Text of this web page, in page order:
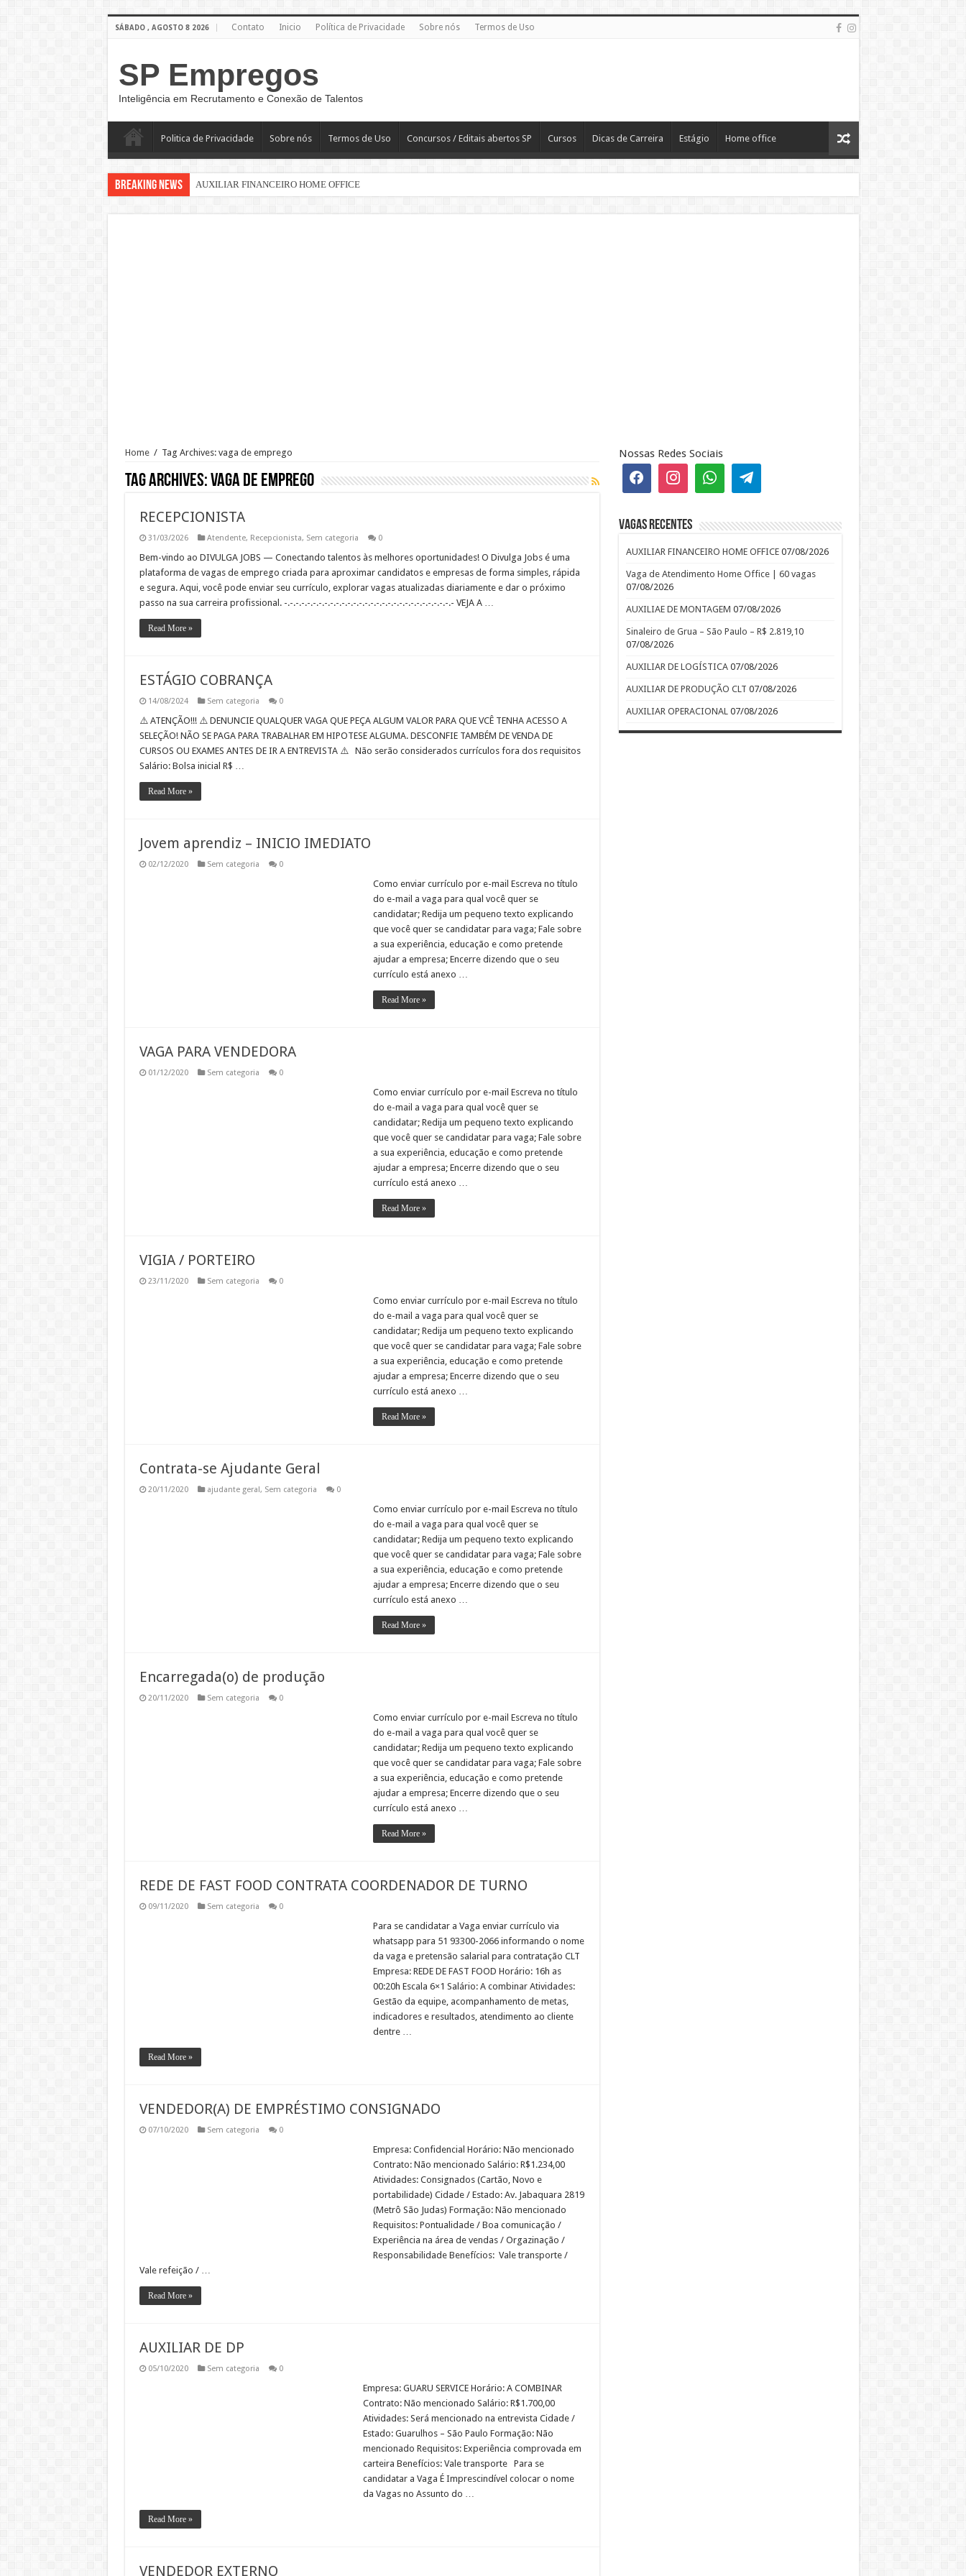
SÁBADO , AGOSTO 8 2026 Contato Inicio Política de Privacidade Sobre nós Termos de Uso
SP Empregos
Inteligência em Recrutamento e Conexão de Talentos
Politica de Privacidade Sobre nós Termos de Uso Concursos / Editais abertos SP Cursos Dicas de Carreira Estágio Home office
Breaking News AUXILIAR FINANCEIRO HOME OFFICE
OPERADOR DE LOJA – SAM’S CLUB
Vaga Atendente de Farmácia Carrefour : Inscreva-se
Home / Tag Archives: vaga de emprego
Tag Archives:vaga de emprego
RECEPCIONISTA
31/03/2026 Atendente, Recepcionista, Sem categoria 0
Bem-vindo ao DIVULGA JOBS — Conectando talentos às melhores oportunidades! O Divulga Jobs é uma
plataforma de vagas de emprego criada para aproximar candidatos e empresas de forma simples, rápida
e segura. Aqui, você pode enviar seu currículo, explorar vagas atualizadas diariamente e dar o próximo
passo na sua carreira profissional. -.-.-.-.-.-.-.-.-.-.-.-.-.-.-.-.-.-.-.-.-.-.-.-.-.-.-.-.-.- VEJA A …
Read More »
ESTÁGIO COBRANÇA
14/08/2024 Sem categoria 0
⚠️ ATENÇÃO!!! ⚠️ DENUNCIE QUALQUER VAGA QUE PEÇA ALGUM VALOR PARA QUE VCÊ TENHA ACESSO A
SELEÇÃO! NÃO SE PAGA PARA TRABALHAR EM HIPOTESE ALGUMA. DESCONFIE TAMBÉM DE VENDA DE
CURSOS OU EXAMES ANTES DE IR A ENTREVISTA ⚠️ Não serão considerados currículos fora dos requisitos
Salário: Bolsa inicial R$ …
Read More »
Jovem aprendiz – INICIO IMEDIATO
02/12/2020 Sem categoria 0
Como enviar currículo por e-mail Escreva no título
do e-mail a vaga para qual você quer se
candidatar; Redija um pequeno texto explicando
que você quer se candidatar para vaga; Fale sobre
a sua experiência, educação e como pretende
ajudar a empresa; Encerre dizendo que o seu
currículo está anexo …
Read More »
VAGA PARA VENDEDORA
01/12/2020 Sem categoria 0
Como enviar currículo por e-mail Escreva no título
do e-mail a vaga para qual você quer se
candidatar; Redija um pequeno texto explicando
que você quer se candidatar para vaga; Fale sobre
a sua experiência, educação e como pretende
ajudar a empresa; Encerre dizendo que o seu
currículo está anexo …
Read More »
VIGIA / PORTEIRO
23/11/2020 Sem categoria 0
Como enviar currículo por e-mail Escreva no título
do e-mail a vaga para qual você quer se
candidatar; Redija um pequeno texto explicando
que você quer se candidatar para vaga; Fale sobre
a sua experiência, educação e como pretende
ajudar a empresa; Encerre dizendo que o seu
currículo está anexo …
Read More »
Contrata-se Ajudante Geral
20/11/2020 ajudante geral, Sem categoria 0
Como enviar currículo por e-mail Escreva no título
do e-mail a vaga para qual você quer se
candidatar; Redija um pequeno texto explicando
que você quer se candidatar para vaga; Fale sobre
a sua experiência, educação e como pretende
ajudar a empresa; Encerre dizendo que o seu
currículo está anexo …
Read More »
Encarregada(o) de produção
20/11/2020 Sem categoria 0
Como enviar currículo por e-mail Escreva no título
do e-mail a vaga para qual você quer se
candidatar; Redija um pequeno texto explicando
que você quer se candidatar para vaga; Fale sobre
a sua experiência, educação e como pretende
ajudar a empresa; Encerre dizendo que o seu
currículo está anexo …
Read More »
REDE DE FAST FOOD CONTRATA COORDENADOR DE TURNO
09/11/2020 Sem categoria 0
Para se candidatar a Vaga enviar currículo via
whatsapp para 51 93300-2066 informando o nome
da vaga e pretensão salarial para contratação CLT
Empresa: REDE DE FAST FOOD Horário: 16h as
00:20h Escala 6×1 Salário: A combinar Atividades:
Gestão da equipe, acompanhamento de metas,
indicadores e resultados, atendimento ao cliente
dentre …
Read More »
VENDEDOR(A) DE EMPRÉSTIMO CONSIGNADO
07/10/2020 Sem categoria 0
Empresa: Confidencial Horário: Não mencionado
Contrato: Não mencionado Salário: R$1.234,00
Atividades: Consignados (Cartão, Novo e
portabilidade) Cidade / Estado: Av. Jabaquara 2819
(Metrô São Judas) Formação: Não mencionado
Requisitos: Pontualidade / Boa comunicação /
Experiência na área de vendas / Orgazinação /
Responsabilidade Benefícios: Vale transporte /
Vale refeição / …
Read More »
AUXILIAR DE DP
05/10/2020 Sem categoria 0
Empresa: GUARU SERVICE Horário: A COMBINAR
Contrato: Não mencionado Salário: R$1.700,00
Atividades: Será mencionado na entrevista Cidade /
Estado: Guarulhos – São Paulo Formação: Não
mencionado Requisitos: Experiência comprovada em
carteira Benefícios: Vale transporte Para se
candidatar a Vaga É Imprescindível colocar o nome
da Vagas no Assunto do …
Read More »
VENDEDOR EXTERNO
Nossas Redes Sociais
Vagas recentes
AUXILIAR FINANCEIRO HOME OFFICE 07/08/2026
Vaga de Atendimento Home Office | 60 vagas
07/08/2026
AUXILIAE DE MONTAGEM 07/08/2026
Sinaleiro de Grua – São Paulo – R$ 2.819,10
07/08/2026
AUXILIAR DE LOGÍSTICA 07/08/2026
AUXILIAR DE PRODUÇÃO CLT 07/08/2026
AUXILIAR OPERACIONAL 07/08/2026